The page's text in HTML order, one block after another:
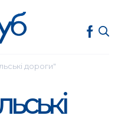
дороги"